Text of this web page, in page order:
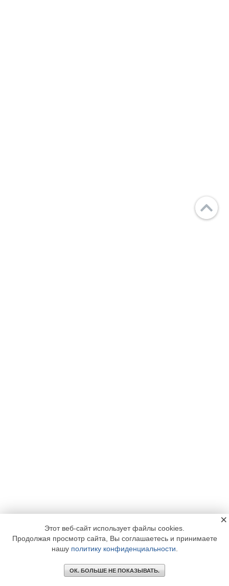
Этот веб-сайт использует файлы cookies.
Продолжая просмотр сайта, Вы соглашаетесь и принимаете
нашу политику конфиденциальности
ОК. БОЛЬШЕ НЕ ПОКАЗЫВАТЬ.
×